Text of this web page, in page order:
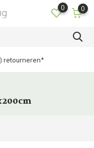
0 0
retourneren*